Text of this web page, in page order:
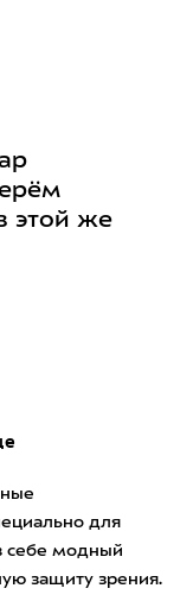
для
себе модный
защиту зрения.
этой же